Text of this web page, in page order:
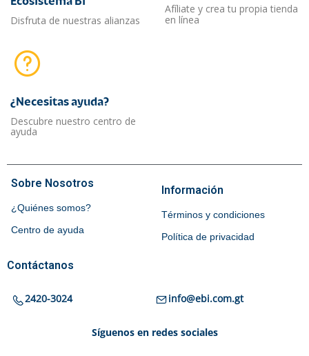
Disfruta de nuestras alianzas
Afíliate y crea tu propia tienda
en línea
¿Necesitas ayuda?​
Descubre nuestro centro de
ayuda
Sobre Nosotros
¿Quiénes somos?
Centro de ayuda
Información
Términos y condiciones
Política de privacidad
Contáctanos
2420-3024 info@ebi.com.gt
Síguenos en redes sociales